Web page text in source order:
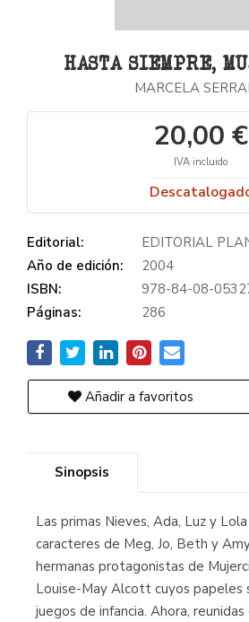
HASTA SIEMPRE,
MARCELA
20,00 €
IVA incluido
Editorial:
EDITORIAL
Año de edición:
2004
ISBN:
978-84-08-
Páginas:
286
Añadir a favoritos
Sinopsis
Las primas Nieves, Ada, Luz y
caracteres de Meg, Jo, Beth y
hermanas protagonistas de
Louise-May Alcott cuyos papeles
juegos de infancia. Ahora,